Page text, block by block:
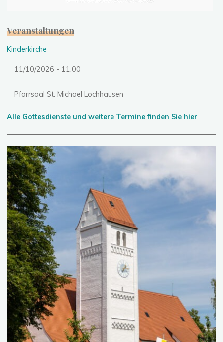
Veranstaltungen
Kinderkirche
11/10/2026 - 11:00
Pfarrsaal St. Michael Lochhausen
Alle Gottesdienste und weitere Termine finden Sie hier